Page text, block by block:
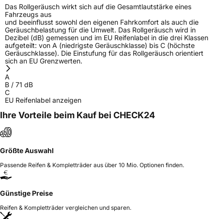
Das Rollgeräusch wirkt sich auf die Gesamtlautstärke eines
Fahrzeugs aus
und beeinflusst sowohl den eigenen Fahrkomfort als auch die
Geräuschbelastung für die Umwelt. Das Rollgeräusch wird in
Dezibel (dB) gemessen und im EU Reifenlabel in die drei Klassen
aufgeteilt: von A (niedrigste Geräuschklasse) bis C (höchste
Geräuschklasse). Die Einstufung für das Rollgeräusch orientiert
sich an EU Grenzwerten.
A
B / 71 dB
C
EU Reifenlabel anzeigen
Ihre Vorteile beim Kauf bei CHECK24
Größte Auswahl
Passende Reifen & Kompletträder aus über 10 Mio. Optionen finden.
Günstige Preise
Reifen & Kompletträder vergleichen und sparen.